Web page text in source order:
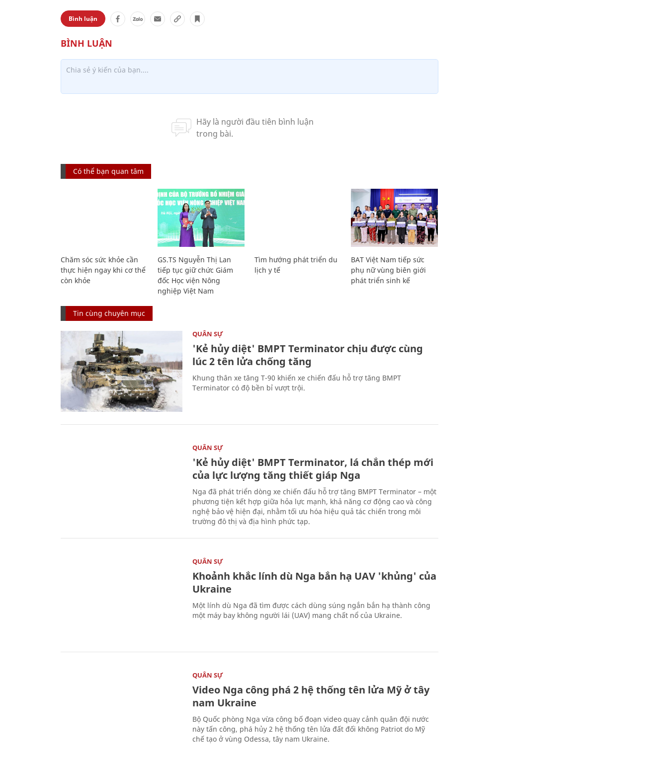
Bình luận
Có thể bạn quan tâm
Chăm sóc sức khỏe cần
thực hiện ngay khi cơ thể
còn khỏe
GS.TS Nguyễn Thị Lan
tiếp tục giữ chức Giám
đốc Học viện Nông
nghiệp Việt Nam
Tìm hướng phát triển du
lịch y tế
BAT Việt Nam tiếp sức
phụ nữ vùng biên giới
phát triển sinh kế
Tin cùng chuyên mục
QUÂN SỰ
'Kẻ hủy diệt' BMPT Terminator chịu được cùng
lúc 2 tên lửa chống tăng
Khung thân xe tăng T-90 khiến xe chiến đấu hỗ trợ tăng BMPT
Terminator có độ bền bỉ vượt trội.
QUÂN SỰ
'Kẻ hủy diệt' BMPT Terminator, lá chắn thép mới
của lực lượng tăng thiết giáp Nga
Nga đã phát triển dòng xe chiến đấu hỗ trợ tăng BMPT Terminator – một
phương tiện kết hợp giữa hỏa lực mạnh, khả năng cơ động cao và công
nghệ bảo vệ hiện đại, nhằm tối ưu hóa hiệu quả tác chiến trong môi
trường đô thị và địa hình phức tạp.
QUÂN SỰ
Khoảnh khắc lính dù Nga bắn hạ UAV 'khủng' của
Ukraine
Một lính dù Nga đã tìm được cách dùng súng ngắn bắn hạ thành công
một máy bay không người lái (UAV) mang chất nổ của Ukraine.
QUÂN SỰ
Video Nga công phá 2 hệ thống tên lửa Mỹ ở tây
nam Ukraine
Bộ Quốc phòng Nga vừa công bố đoạn video quay cảnh quân đội nước
này tấn công, phá hủy 2 hệ thống tên lửa đất đối không Patriot do Mỹ
chế tạo ở vùng Odessa, tây nam Ukraine.